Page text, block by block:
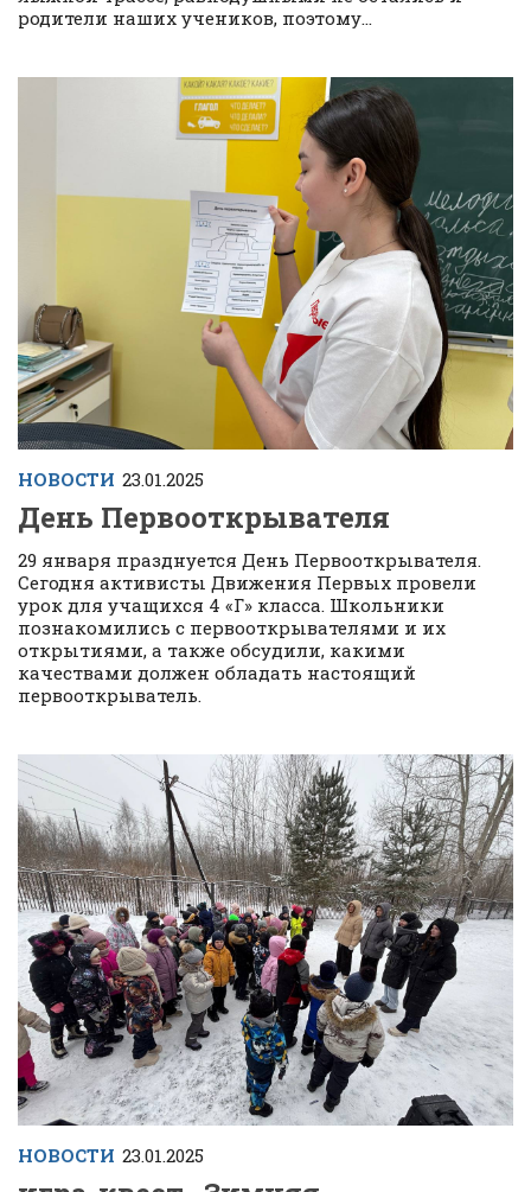
родители наших учеников, поэтому...
НОВОСТИ 23.01.2025
День Первооткрывателя
29 января празднуется День Первооткрывателя.
Cегодня активисты Движения Первых провели
урок для учащихся 4 «Г» класса. Школьники
познакомились с первооткрывателями и их
открытиями, а также обсудили, какими
качествами должен обладать настоящий
первооткрыватель.
НОВОСТИ 23.01.2025